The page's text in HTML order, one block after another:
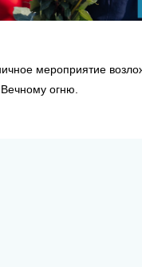
мероприятие
огню.